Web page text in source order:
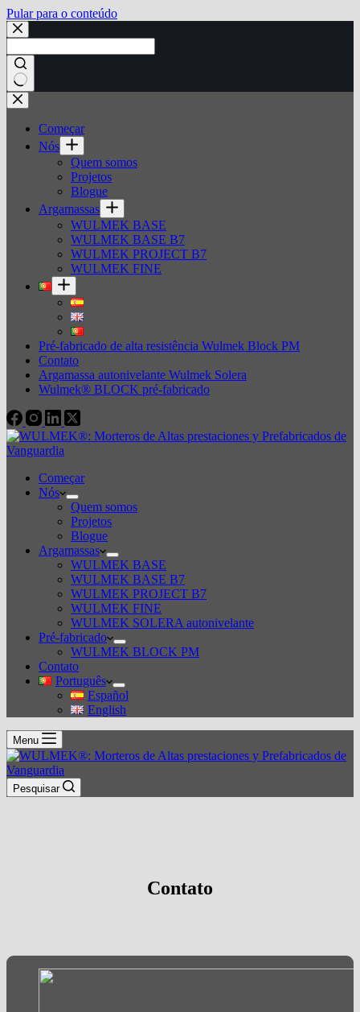
Pular para o conteúdo
Sem
resultados
Começar
Nós
Quem somos
Projetos
Blogue
Argamassas
WULMEK BASE
WULMEK BASE B7
WULMEK PROJECT B7
WULMEK FINE
Pré-fabricado de alta resistência Wulmek Block PM
Contato
Argamassa autonivelante Wulmek Solera
Wulmek® BLOCK pré-fabricado
Começar
Nós
Quem somos
Projetos
Blogue
Argamassas
WULMEK BASE
WULMEK BASE B7
WULMEK PROJECT B7
WULMEK FINE
WULMEK SOLERA autonivelante
Pré-fabricado
WULMEK BLOCK PM
Contato
Português
Español
English
Menu
Pesquisar
Contato